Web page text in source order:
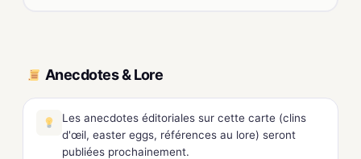
Anecdotes & Lore
Les anecdotes éditoriales sur cette carte (clins
d'œil, easter eggs, références au lore) seront
publiées prochainement.